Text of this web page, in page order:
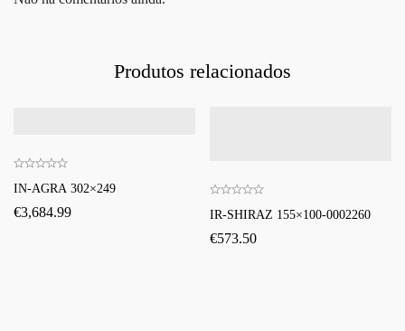
Produtos relacionados
IN-AGRA 302×249
€3,684.99 IR-SHIRAZ 155×100-0002260
€573.50